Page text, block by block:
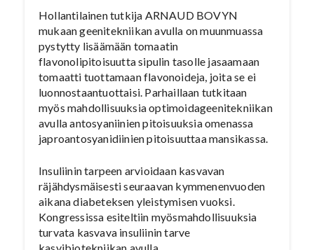
Hollantilainen tutkija ARNAUD BOVYN
mukaan geenitekniikan avulla on muunmuassa
pystytty lisäämään tomaatin
flavonolipitoisuutta sipulin tasolle jasaamaan
tomaatti tuottamaan flavonoideja, joita se ei
luonnostaantuottaisi. Parhaillaan tutkitaan
myös mahdollisuuksia optimoidageenitekniikan
avulla antosyaniinien pitoisuuksia omenassa
japroantosyanidiinien pitoisuuttaa mansikassa.
Insuliinin tarpeen arvioidaan kasvavan
räjähdysmäisesti seuraavan kymmenenvuoden
aikana diabeteksen yleistymisen vuoksi.
Kongressissa esiteltiin myösmahdollisuuksia
turvata kasvava insuliinin tarve